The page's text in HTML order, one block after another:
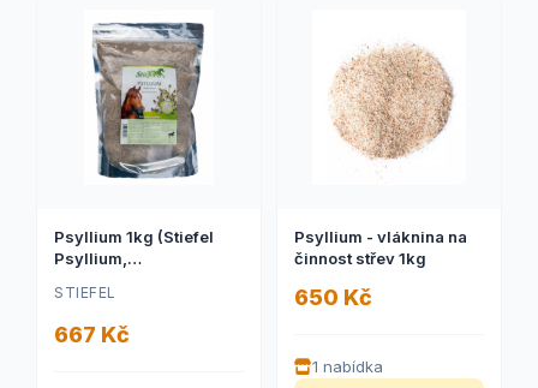
Psyllium 1kg (Stiefel
Psyllium,
schopnost střev, dobré
pro zažívací systém,
sáček 1 kg)
STIEFEL
667 Kč
Psyllium - vláknina na
činnost střev 1kg
650 Kč
1 nabídka